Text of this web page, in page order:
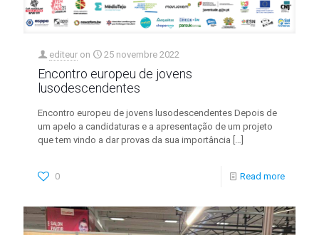
editeur on 25 novembre 2022
Encontro europeu de jovens
lusodescendentes
Encontro europeu de jovens lusodescendentes Depois de
um apelo a candidaturas e a apresentação de um projeto
que tem vindo a dar provas da sua importância […]
0 Read more